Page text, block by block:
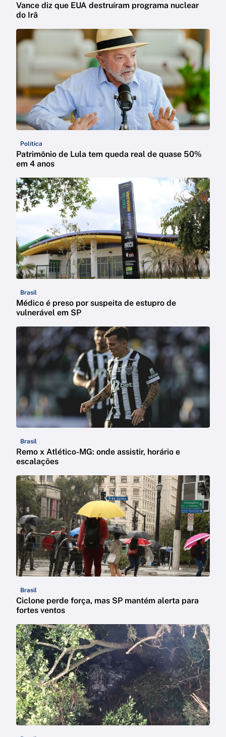
Vance diz que EUA destruíram programa nuclear
do Irã
Política
Patrimônio de Lula tem queda real de quase 50%
em 4 anos
Brasil
Médico é preso por suspeita de estupro de
vulnerável em SP
Brasil
Remo x Atlético-MG: onde assistir, horário e
escalações
Brasil
Ciclone perde força, mas SP mantém alerta para
fortes ventos